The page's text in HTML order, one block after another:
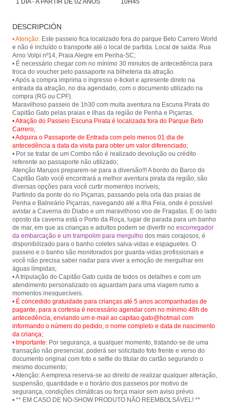
islas de la región de Penha y
Piçarras.
DESCRIPCIÓN
• Atenção: Este passeio fica localizado fora do parque Beto Carrero World
e não é incluído o transporte até o local de partida. Local de saída: Rua
Arno Volpi nº14, Praia Alegre em Penha-SC;
• É necessário chegar com no mínimo 30 minutos de antecedência para
troca do voucher pelo passaporte na bilheteria da atração.
• Após a compra imprima o ingresso e-ticket e apresente direto na
entrada da atração, no dia agendado, com o documento utilizado na
compra (RG ou CPF).
Maravilhoso passeio de 1h30 com muita aventura na Escuna Pirata do
• Atração do Passeio Escuna Pirata é localizada fora do Parque Beto
Carrero;
• Adquira o Passaporte de Entrada com pelo menos 01 dia de
antecedência a data da visita para obter um valor diferenciado;
• Por se tratar de um Combo não é realizado devolução ou crédito
referente ao passaporte não utilizado;
Atenção Marujos preparem-se para a diversão!!! A bordo do Barco do
Capitão Gato você encontrará a melhor aventura pirata da região, são
diversas opções para você curtir momentos incríveis;
Partindo da ponte do rio Piçarras, passando pela orla das praias de
Penha e Balneário Piçarras, navegando até a Ilha Feia, onde é possível
avistar a Caverna do Diabo e um maravilhoso voo de Fragatas. E do lado
oposto da caverna está o Porto da Roça, lugar de parada para um banho
de mar, em que as crianças e adultos podem se divertir no escorregador
da embarcação e um trampolim para mergulho dos mais corajosos, é
disponibilizado para o banho coletes salva-vidas e espaguetes. O
passeio e o banho são monitorados por guarda-vidas profissionais e
você não precisa saber nadar para viver a emoção de mergulhar em
águas límpidas;
• A tripulação do Capitão Gato cuida de todos os detalhes e com um
atendimento personalizado os aguardam para uma viagem rumo a
• É concedido gratuidade para crianças até 5 anos acompanhadas de
pagante, para a cortesia é necessário agendar com no mínimo 48h de
antecedência, enviando um e-mail ao capitao.gato@hotmail.com
informando o número do pedido, o nome completo e data de nascimento
da criança;
• Importante: Por segurança, a qualquer momento, tratando-se de uma
transação não presencial, poderá ser solicitado foto frente e verso do
documento original com foto e selfie do titular do cartão segurando o
mesmo documento;
• Atenção: A empresa reserva-se ao direito de realizar qualquer alteração,
suspensão, quantidade e o horário dos passeios por motivo de
segurança, condições climáticas ou força maior sem aviso prévio.
• ** EM CASO DE NO-SHOW PRODUTO NÃO REEMBOLSÁVEL! **